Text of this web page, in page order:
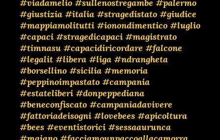
#viadamelio #sullenostregambe #palermo
#giustizia #italia #stragedistato #giudice
#mappiamolitutti #ionondimentico #luglio
#capaci #stragedicapaci #magistrato
#timnasu #capacidiricordare #falcone
#legalit #libera #liga #ndrangheta
#borsellino #sicilia #memoria
#peppinoimpastato #campania
#estateliberi #donpeppediana
#beneconfiscato #campaniadavivere
#fattoriadeisogni #lovebees #apicoltura
#bees #eventistorici #sessaaurunca